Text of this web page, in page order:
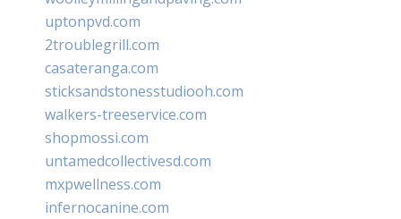
uptonpvd.com
2troublegrill.com
casateranga.com
sticksandstonesstudiooh.com
walkers-treeservice.com
shopmossi.com
untamedcollectivesd.com
mxpwellness.com
infernocanine.com